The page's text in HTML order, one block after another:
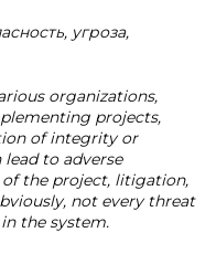
угроза,
organizations,
projects,
of integrity or
to adverse
of the project, litigation,
not every threat
the system.